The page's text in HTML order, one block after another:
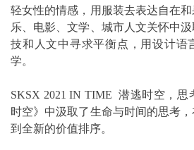
轻女性的情感，用服装去表达自在
乐、电影、文学、城市人文关怀中
技和人文中寻求平衡点，用设计语
学。
SKSX 2021 IN TIME 潜逃时空，思
时空》中汲取了生命与时间的思考
到全新的价值排序。